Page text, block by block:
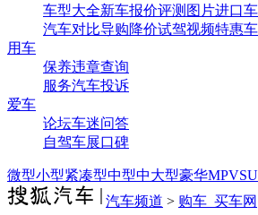
车型大全新车报价评测 图片进口车
汽车对比导购降价试驾视频特惠车
用车
保养违章查询
服务汽车投诉
爱车
论坛车迷问答
自驾车展口碑
微型小型紧凑型中型中大型豪华MPV
汽车频道 > 购车_买车网